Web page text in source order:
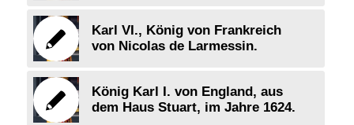
Karl VI., König von Frankreich
von Nicolas de Larmessin.
König Karl I. von England, aus
dem Haus Stuart, im Jahre 1624.